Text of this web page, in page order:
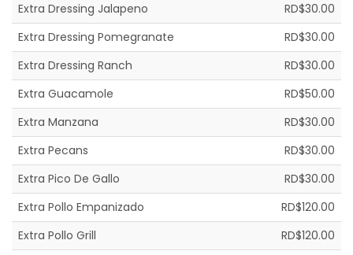
Extra Dressing Jalapeno
RD$30.00
Extra Dressing Pomegranate
RD$30.00
Extra Dressing Ranch
RD$30.00
Extra Guacamole
RD$50.00
Extra Manzana
RD$30.00
Extra Pecans
RD$30.00
Extra Pico De Gallo
RD$30.00
Extra Pollo Empanizado
RD$120.00
Extra Pollo Grill
RD$120.00